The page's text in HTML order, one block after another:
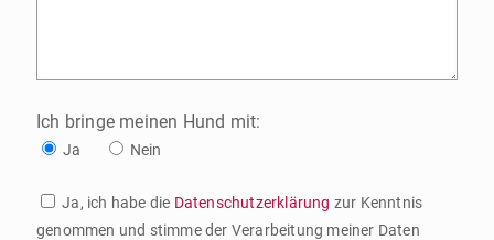
Ich bringe meinen Hund mit:
Ja Nein
Ja, ich habe die Datenschutzerklärung zur Kenntnis
genommen und stimme der Verarbeitung meiner Daten